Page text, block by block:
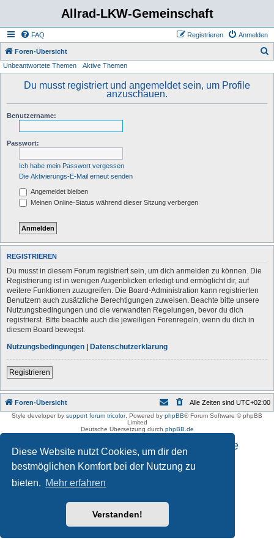
Diese Website nutzt Cookies, um dir den
bestmöglichen Komfort bei der Nutzung zu
bieten. Mehr erfahren
Verstanden!
Allrad-LKW-Gemeinschaft
FAQ Anmelden
Registrieren
Foren-Übersicht
Unbeantwortete Themen Aktive Themen
Du musst registriert und angemeldet sein, um Profile
anzuschauen.
Benutzername:
Passwort:
Ich habe mein Passwort vergessen
Die Aktivierungs-E-Mail erneut senden
Angemeldet bleiben
Meinen Online-Status während dieser Sitzung verbergen
REGISTRIEREN
Du musst in diesem Forum registriert sein, um dich anmelden zu können. Die
Registrierung ist in wenigen Augenblicken erledigt und ermöglicht dir, auf
weitere Funktionen zuzugreifen. Die Board-Administration kann registrierten
Benutzern auch zusätzliche Berechtigungen zuweisen. Beachte bitte unsere
Nutzungsbedingungen und die verwandten Regelungen, bevor du dich
registrierst. Bitte beachte auch die jeweiligen Forenregeln, wenn du dich in
diesem Board bewegst.
Nutzungsbedingungen | Datenschutzerklärung
Registrieren
Foren-Übersicht Alle Zeiten sind UTC+02:00
Style developer by support forum tricolor, Powered by phpBB® Forum Software © phpBB
Limited
Deutsche Übersetzung durch phpBB.de
Impressum und Datenschutzhinweise